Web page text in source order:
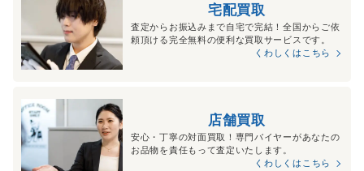
宅配買取
査定からお振込みまで自宅で完結！全国からご依
頼頂ける完全無料の便利な買取サービスです。
くわしくはこちら
店舗買取
安心・丁寧の対面買取！専門バイヤーがあなたの
お品物を責任もって査定いたします。
くわしくはこちら